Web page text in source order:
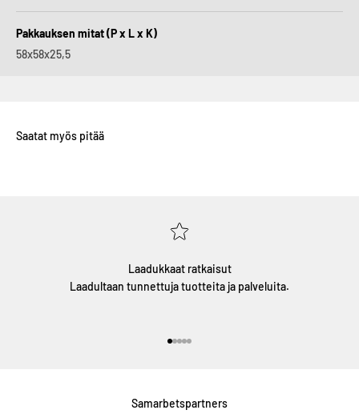
Pakkauksen mitat (P x L x K)
58x58x25,5
Laadukkaat ratkaisut
Laadultaan tunnettuja tuotteita ja palveluita.
Samarbetspartners